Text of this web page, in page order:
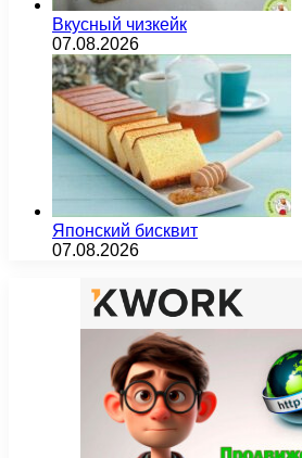
Вкусный чизкейк
07.08.2026
Японский бисквит
07.08.2026